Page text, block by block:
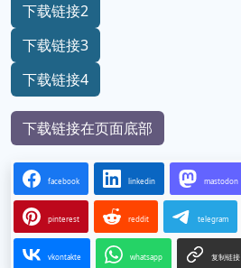
下载链接2
下载链接3
下载链接4
下载链接在页面底部
facebook linkedin mastodon
pinterest reddit telegram
vkontakte whatsapp 复制链接